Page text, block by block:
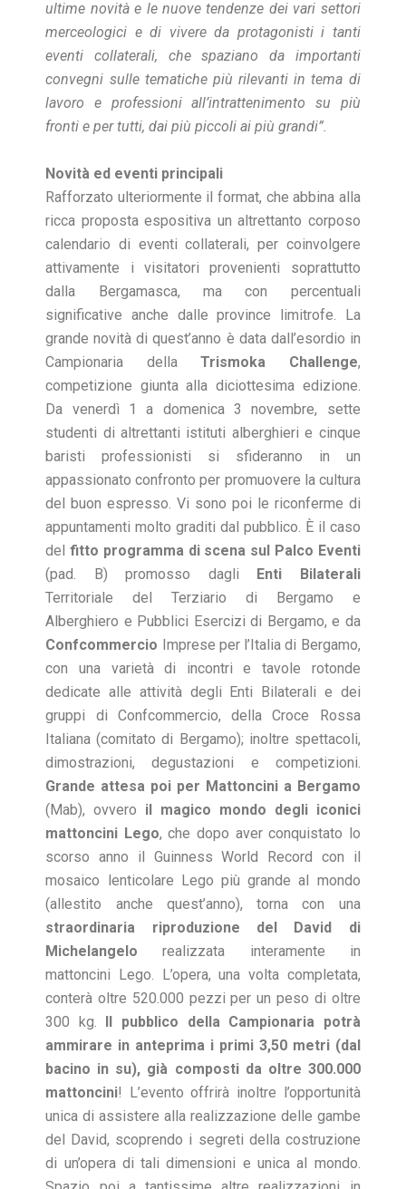
ultime novità e le nuove tendenze dei vari settori
merceologici e di vivere da protagonisti i tanti
eventi collaterali, che spaziano da importanti
convegni sulle tematiche più rilevanti in tema di
lavoro e professioni all’intrattenimento su più
fronti e per tutti, dai più piccoli ai più grandi”.
Novità ed eventi principali
Rafforzato ulteriormente il format, che abbina alla
ricca proposta espositiva un altrettanto corposo
calendario di eventi collaterali, per coinvolgere
attivamente i visitatori provenienti soprattutto
dalla Bergamasca, ma con percentuali
significative anche dalle province limitrofe. La
grande novità di quest’anno è data dall’esordio in
Campionaria dellaTrismoka Challenge,
competizione giunta alla diciottesima edizione.
Da venerdì 1 a domenica 3 novembre, sette
studenti di altrettanti istituti alberghieri e cinque
baristi professionisti si sfideranno in un
appassionato confronto per promuovere la cultura
del buon espresso. Vi sono poi le riconferme di
appuntamenti molto graditi dal pubblico. È il caso
delfitto programma di scena sul Palco Eventi
(pad. B) promosso dagli Enti Bilaterali
Territoriale del Terziario di Bergamo e
Alberghiero e Pubblici Esercizi di Bergamo, e da
Confcommercio Imprese per l’Italia di Bergamo,
con una varietà di incontri e tavole rotonde
dedicate alle attività degli Enti Bilaterali e dei
gruppi di Confcommercio, della Croce Rossa
Italiana (comitato di Bergamo); inoltre spettacoli,
dimostrazioni, degustazioni e competizioni.
Grande attesa poi per Mattoncini a Bergamo
(Mab), ovvero il magico mondo degli iconici
mattoncini Lego, che dopo aver conquistato lo
scorso anno il Guinness World Record con il
mosaico lenticolare Lego più grande al mondo
(allestito anche quest’anno), torna con una
straordinaria riproduzione del David di
Michelangelo realizzata interamente in
mattoncini Lego. L’opera, una volta completata,
conterà oltre 520.000 pezzi per un peso di oltre
300 kg. Il pubblico della Campionaria potrà
ammirare in anteprima i primi 3,50 metri (dal
bacino in su), già composti da oltre 300.000
mattoncini! L’evento offrirà inoltre l’opportunità
unica di assistere alla realizzazione delle gambe
del David, scoprendo i segreti della costruzione
di un’opera di tali dimensioni e unica al mondo.